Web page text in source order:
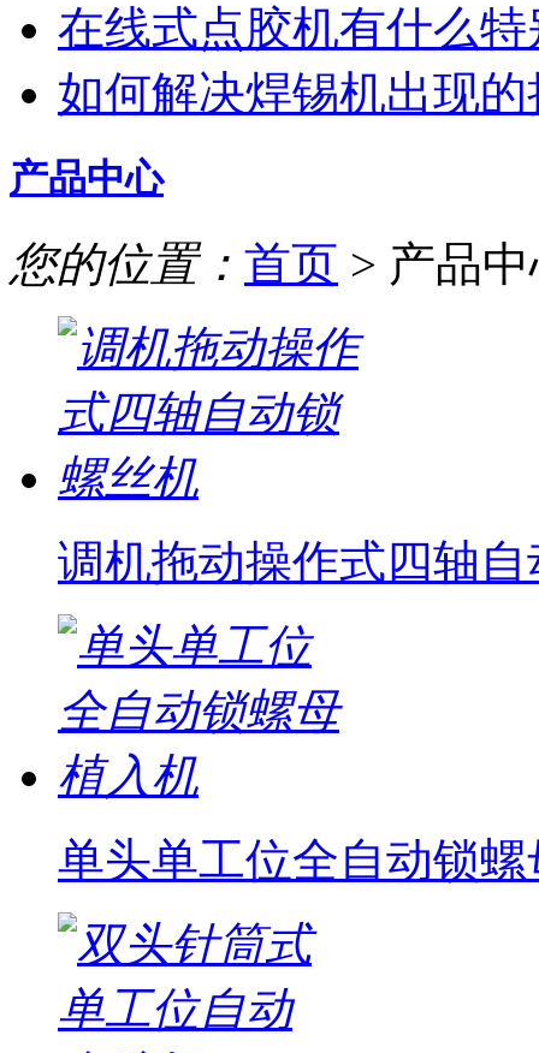
在线式点胶机有什么特
如何解决焊锡机出现
产品中心
您的位置： 首页 > 产品
调机拖动操作式四轴
单头单工位全自动锁